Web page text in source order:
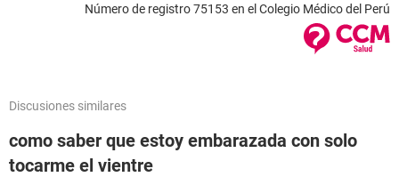
Número de registro 75153 en el Colegio Médico del Perú
Discusiones similares
como saber que estoy embarazada con solo
tocarme el vientre